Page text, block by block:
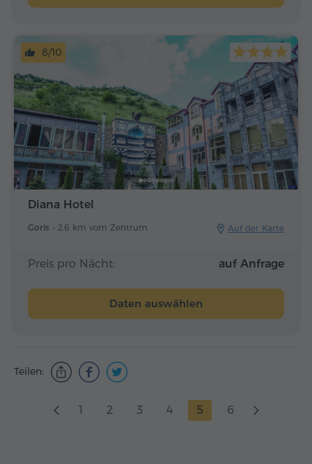
Diana Hotel
Goris - 2.6 km vom Zentrum Auf der Karte
8/10
Preis pro Nächt: auf Anfrage
Daten auswählen
Teilen:
1 2 3 4 5 6